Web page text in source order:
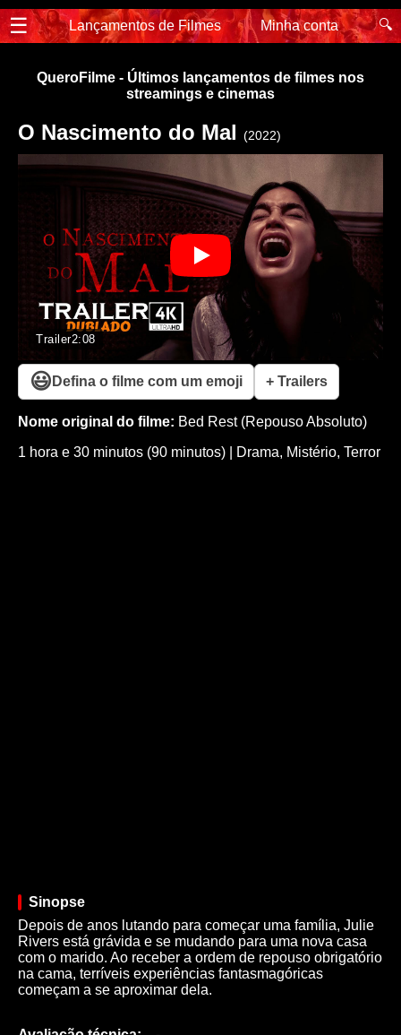
☰ Lançamentos de Filmes Minha conta 🔍
QueroFilme - Últimos lançamentos de filmes nos
streamings e cinemas
O Nascimento do Mal (2022)
Trailer2:08
😃 Defina o filme com um emoji + Trailers
Nome original do filme: Bed Rest (Repouso Absoluto)
1 hora e 30 minutos (90 minutos)
Drama, Mistério, Terror
Sinopse
Depois de anos lutando para começar uma família, Julie
Rivers está grávida e se mudando para uma nova casa
com o marido. Ao receber a ordem de repouso obrigatório
na cama, terríveis experiências fantasmagóricas
começam a se aproximar dela.